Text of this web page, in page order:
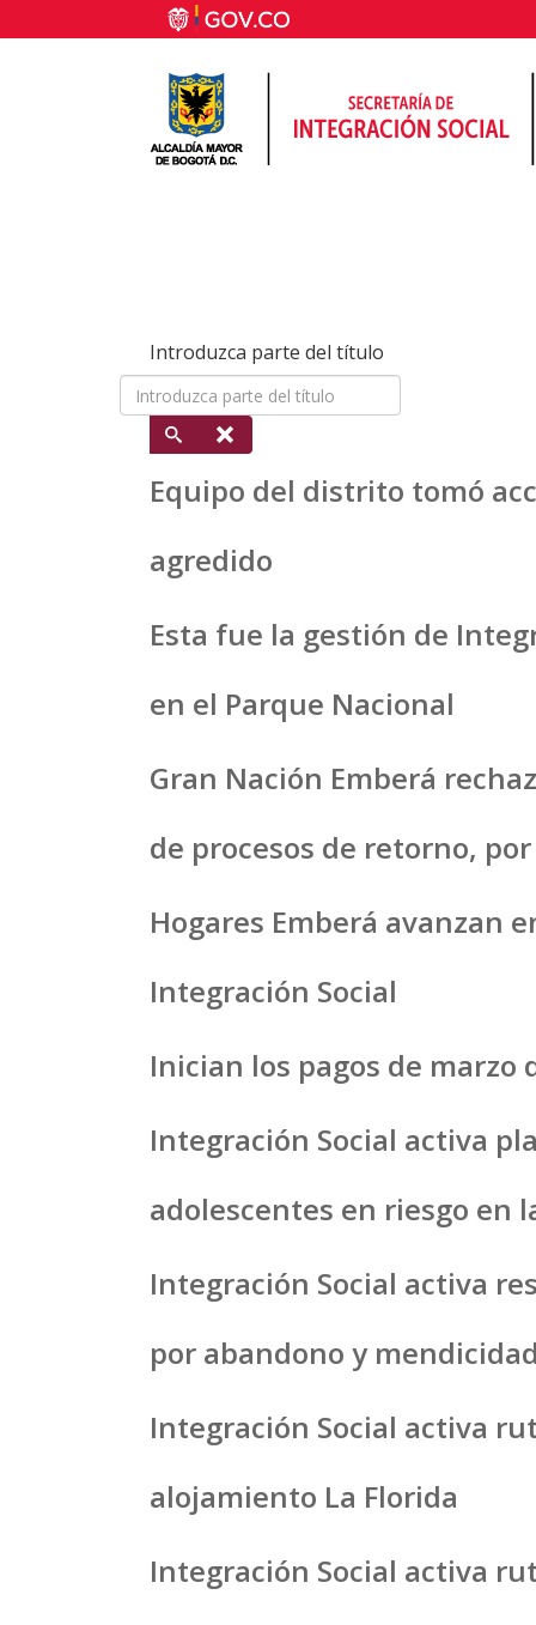
Introduzca parte del título
Equipo del distrito tomó
agredido
Esta fue la gestión de
en el Parque Nacional
Gran Nación Emberá
de procesos de retorno,
Hogares Emberá avanzan
Integración Social
Inician los pagos de
Integración Social activa
adolescentes en riesgo en
Integración Social activa
por abandono y
Integración Social activa
alojamiento La Florida
Integración Social activa